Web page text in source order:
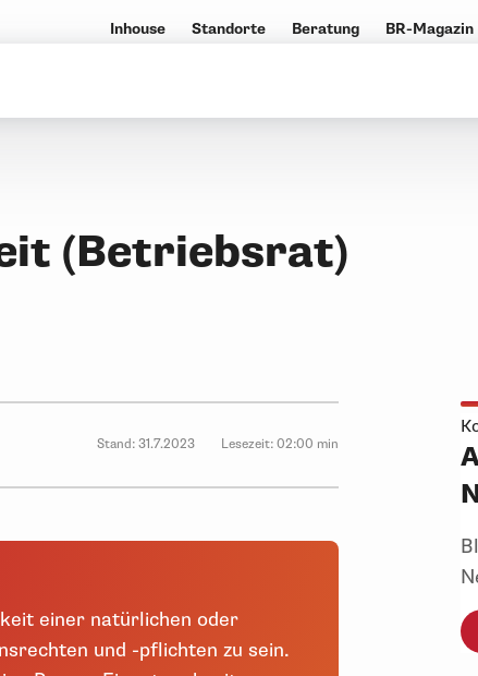
Inhouse Standorte Beratung BR-Magazin
(Betriebsrat)
Stand: 31.7.2023 Lesezeit: 02:00 min
einer natürlichen oder
und -pflichten zu sein.